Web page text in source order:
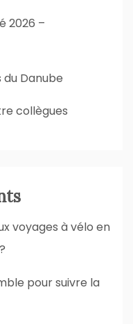
2026 –
Danube
collègues
voyages à vélo en
pour suivre la